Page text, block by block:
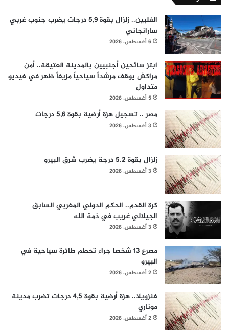
الفلبين.. زلزال بقوة 5,9 درجات يضرب جنوب غربي
سارانجاني
6 أغسطس، 2026
ابتز سائحين أجنبيين بالمدينة العتيقة.. أمن
مراكش يوقف مرشداً سياحياً مزيفاً ظهر في فيديو
متداول
5 أغسطس، 2026
مصر .. تسجيل هزة أرضية بقوة 5,6 درجات
3 أغسطس، 2026
زلزال بقوة 5.2 درجة يضرب شرق البيرو
3 أغسطس، 2026
كرة القدم.. الحكم الدولي المغربي السابق
الجيلالي غريب في ذمة الله
3 أغسطس، 2026
مصرع 13 شخصا جراء تحطم طائرة سياحية في
البيرو
2 أغسطس، 2026
فنزويلا.. هزة أرضية بقوة 4,5 درجات تضرب مدينة
موناري
2 أغسطس، 2026